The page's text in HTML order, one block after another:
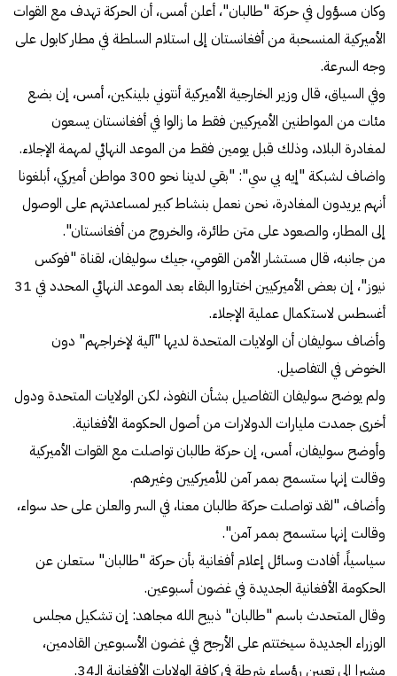
​وكان مسؤول في حركة "طالبان"، أعلن أمس، أن الحركة تهدف مع القوات
الأميركية المنسحبة من أفغانستان إلى استلام السلطة في مطار كابول على
وجه السرعة.
وفي السياق، قال وزير الخارجية الأميركية أنتوني بلينكين، أمس، إن بضع
مئات من المواطنين الأميركيين فقط ما زالوا في أفغانستان يسعون
لمغادرة البلاد، وذلك قبل يومين فقط من الموعد النهائي لمهمة الإجلاء.
واضاف لشبكة "إيه بي سي": "بقي لدينا نحو 300 مواطن أميركي، أبلغونا
أنهم يريدون المغادرة، نحن نعمل بنشاط كبير لمساعدتهم على الوصول
إلى المطار، والصعود على متن طائرة، والخروج من أفغانستان".
من جانبه، قال مستشار الأمن القومي، جيك سوليفان، لقناة "فوكس
نيوز"، إن بعض الأميركيين اختاروا البقاء بعد الموعد النهائي المحدد في 31
أغسطس لاستكمال عملية الإجلاء.
وأضاف سوليفان أن الولايات المتحدة لديها "آلية لإخراجهم" دون
الخوض في التفاصيل.
ولم يوضح سوليفان التفاصيل بشأن النفوذ، لكن الولايات المتحدة ودول
أخرى جمدت مليارات الدولارات من أصول الحكومة الأفغانية.
وأوضح سوليفان، أمس، إن حركة طالبان تواصلت مع القوات الأميركية
وقالت إنها ستسمح بممر آمن للأميركيين وغيرهم.
وأضاف، "لقد تواصلت حركة طالبان معنا، في السر والعلن على حد سواء،
وقالت إنها ستسمح بممر آمن".
سياسياً، أفادت وسائل إعلام أفغانية بأن حركة "طالبان" ستعلن عن
الحكومة الأفغانية الجديدة في غضون أسبوعين.
وقال المتحدث باسم "طالبان" ذبيح الله مجاهد: إن تشكيل مجلس
الوزراء الجديدة سيختتم على الأرجح في غضون الأسبوعين القادمين،
مشيرا إلى تعيين رؤساء شرطة في كافة الولايات الأفغانية الـ34.